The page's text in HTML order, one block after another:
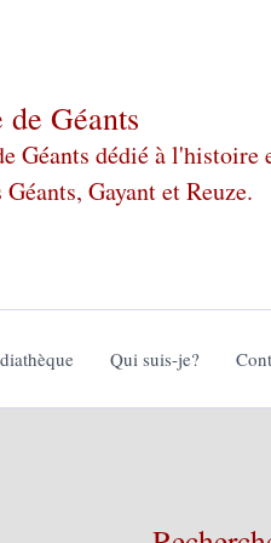
Géants
Géants dédié à l'histoire
Gayant et Reuze.
Qui suis-je?